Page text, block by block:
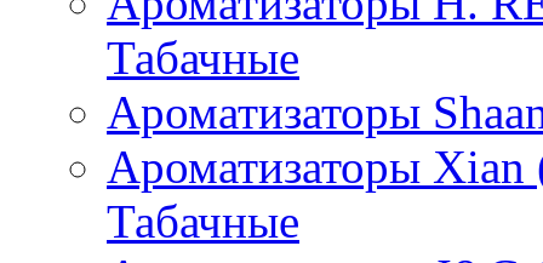
Табачные
Ароматизаторы
Ароматизаторы
Табачные